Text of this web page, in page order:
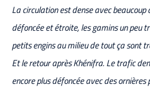
La circulation est dense avec beaucoup
défoncée et étroite, les gamins un peu
petits engins au milieu de tout ça sont
Et le retour après Khénifra. Le trafic
encore plus défoncée avec des